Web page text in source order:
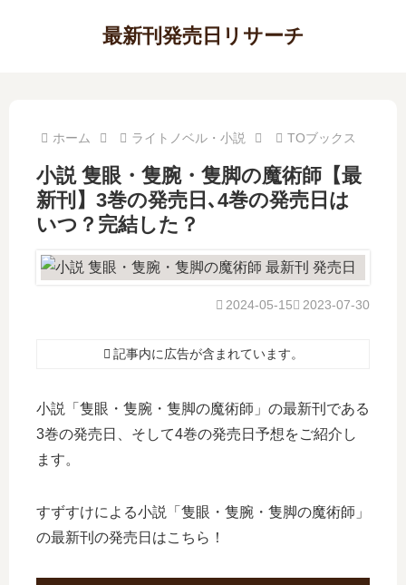
最新刊発売日リサーチ
ホーム ライトノベル・小説 TOブックス
小説 隻眼・隻腕・隻脚の魔術師【最
新刊】3巻の発売日､4巻の発売日は
いつ？完結した？
2023-07-30
2024-05-15
記事内に広告が含まれています。
小説「隻眼・隻腕・隻脚の魔術師」の最新刊である
3巻の発売日、そして4巻の発売日予想をご紹介し
ます。
すずすけによる小説「隻眼・隻腕・隻脚の魔術師」
の最新刊の発売日はこちら！